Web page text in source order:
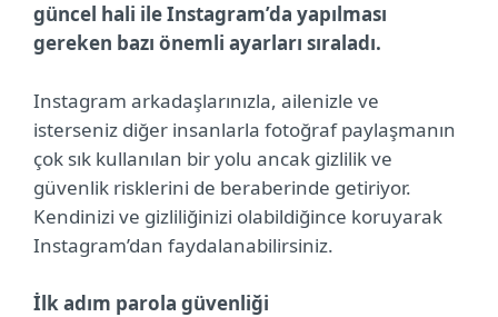
güncel hali ile Instagram’da yapılması
gereken bazı önemli ayarları sıraladı.
Instagram arkadaşlarınızla, ailenizle ve
isterseniz diğer insanlarla fotoğraf paylaşmanın
çok sık kullanılan bir yolu ancak gizlilik ve
güvenlik risklerini de beraberinde getiriyor.
Kendinizi ve gizliliğinizi olabildiğince koruyarak
Instagram’dan faydalanabilirsiniz.
İlk adım parola güvenliği